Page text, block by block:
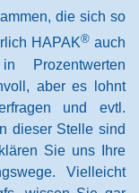
die sich so
HAPAK®auch
Prozentwerten
aber es lohnt
und evtl.
dieser Stelle sind
Sie uns Ihre
Vielleicht